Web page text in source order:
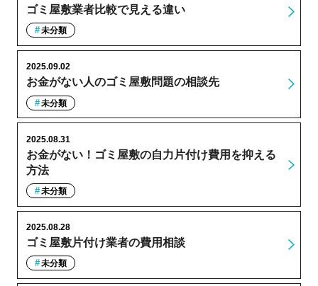
ゴミ屋敷業者比較で見える違い
未分類
お金がない人のゴミ屋敷問題の相談先
2025.09.02
未分類
お金がない！ゴミ屋敷の自力片付け費用を抑える
方法
2025.08.31
未分類
ゴミ屋敷片付け業者の費用相談
2025.08.28
未分類